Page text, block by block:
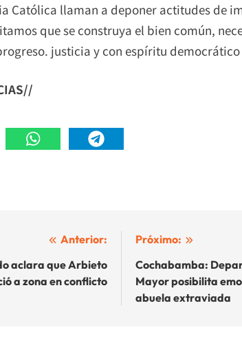
Católica llaman a deponer actitudes de
que se construya el bien común,
justicia y con espíritu democrático
Anterior:
aclara que Arbieto
a zona en conflicto
Próximo:
Cochabamba:
Mayor posibilita
abuela extraviada